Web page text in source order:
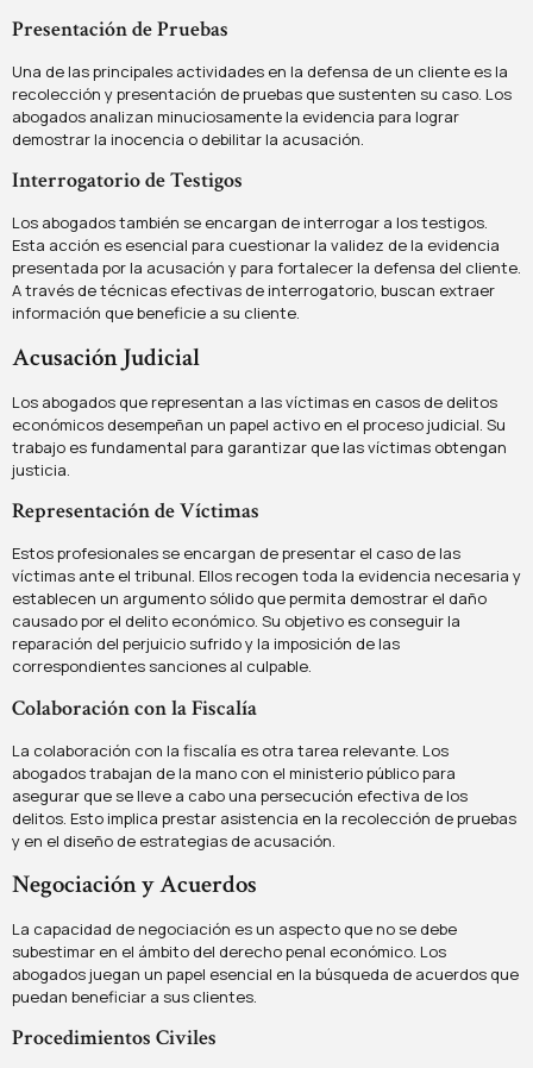
Presentación de Pruebas
Una de las principales actividades en la defensa de un cliente es la
recolección y presentación de pruebas que sustenten su caso. Los
abogados analizan minuciosamente la evidencia para lograr
demostrar la inocencia o debilitar la acusación.
Interrogatorio de Testigos
Los abogados también se encargan de interrogar a los testigos.
Esta acción es esencial para cuestionar la validez de la evidencia
presentada por la acusación y para fortalecer la defensa del cliente.
A través de técnicas efectivas de interrogatorio, buscan extraer
información que beneficie a su cliente.
Acusación Judicial
Los abogados que representan a las víctimas en casos de delitos
económicos desempeñan un papel activo en el proceso judicial. Su
trabajo es fundamental para garantizar que las víctimas obtengan
justicia.
Representación de Víctimas
Estos profesionales se encargan de presentar el caso de las
víctimas ante el tribunal. Ellos recogen toda la evidencia necesaria y
establecen un argumento sólido que permita demostrar el daño
causado por el delito económico. Su objetivo es conseguir la
reparación del perjuicio sufrido y la imposición de las
correspondientes sanciones al culpable.
Colaboración con la Fiscalía
La colaboración con la fiscalía es otra tarea relevante. Los
abogados trabajan de la mano con el ministerio público para
asegurar que se lleve a cabo una persecución efectiva de los
delitos. Esto implica prestar asistencia en la recolección de pruebas
y en el diseño de estrategias de acusación.
Negociación y Acuerdos
La capacidad de negociación es un aspecto que no se debe
subestimar en el ámbito del derecho penal económico. Los
abogados juegan un papel esencial en la búsqueda de acuerdos que
puedan beneficiar a sus clientes.
Procedimientos Civiles